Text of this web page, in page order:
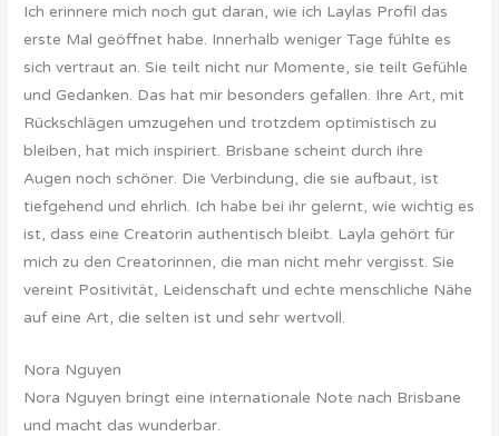
Ich erinnere mich noch gut daran, wie ich Laylas Profil das
erste Mal geöffnet habe. Innerhalb weniger Tage fühlte es
sich vertraut an. Sie teilt nicht nur Momente, sie teilt Gefühle
und Gedanken. Das hat mir besonders gefallen. Ihre Art, mit
Rückschlägen umzugehen und trotzdem optimistisch zu
bleiben, hat mich inspiriert. Brisbane scheint durch ihre
Augen noch schöner. Die Verbindung, die sie aufbaut, ist
tiefgehend und ehrlich. Ich habe bei ihr gelernt, wie wichtig es
ist, dass eine Creatorin authentisch bleibt. Layla gehört für
mich zu den Creatorinnen, die man nicht mehr vergisst. Sie
vereint Positivität, Leidenschaft und echte menschliche Nähe
auf eine Art, die selten ist und sehr wertvoll.
Nora Nguyen
Nora Nguyen bringt eine internationale Note nach Brisbane
und macht das wunderbar.